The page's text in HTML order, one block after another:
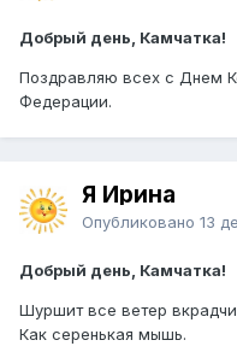
Добрый день, Камчатка!
Поздравляю всех с Днем
Федерации.
Я Ирина
Опубликовано 13
Добрый день, Камчатка!
Шуршит все ветер
Как серенькая мышь.